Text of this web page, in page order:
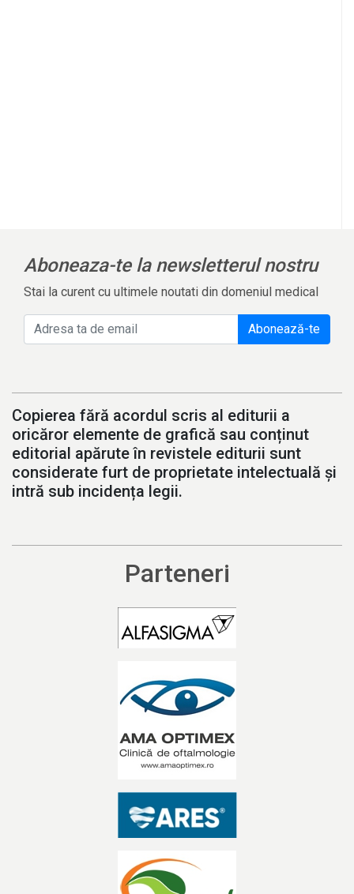
Aboneaza-te la newsletterul nostru
Stai la curent cu ultimele noutati din domeniul medical
Abonează-te
Copierea fără acordul scris al editurii a
oricăror elemente de grafică sau conținut
editorial apărute în revistele editurii sunt
considerate furt de proprietate intelectuală și
intră sub incidența legii.
Parteneri